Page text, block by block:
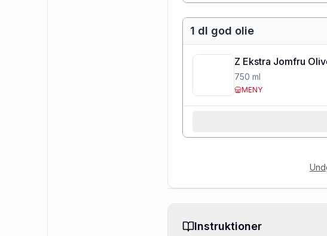
1 dl god olie
Z Ekstra Jomfru
750 ml
MENY
Instruktioner